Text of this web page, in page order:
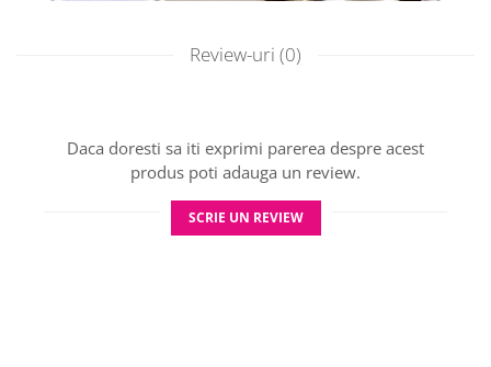
Review-uri (0)
Daca doresti sa iti exprimi parerea despre acest
produs poti adauga un review.
SCRIE UN REVIEW